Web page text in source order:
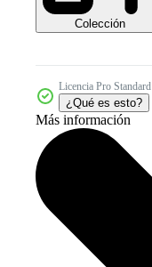
Colección
Licencia Pro Standard
¿Qué es esto?
Más información